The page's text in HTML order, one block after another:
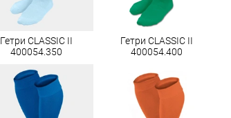
Гетри CLASSIC II
400054.350
Гетри CLASSIC II
400054.400